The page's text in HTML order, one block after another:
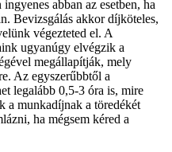
abban az esetben, ha
Bevizsgálás akkor díjköteles,
végezteted el. A
ugyanúgy elvégzik a
megállapítják, mely
Az egyszerűbbtől a
legalább 0,5-3 óra is, mire
a munkadíjnak a töredékét
ha mégsem kéred a